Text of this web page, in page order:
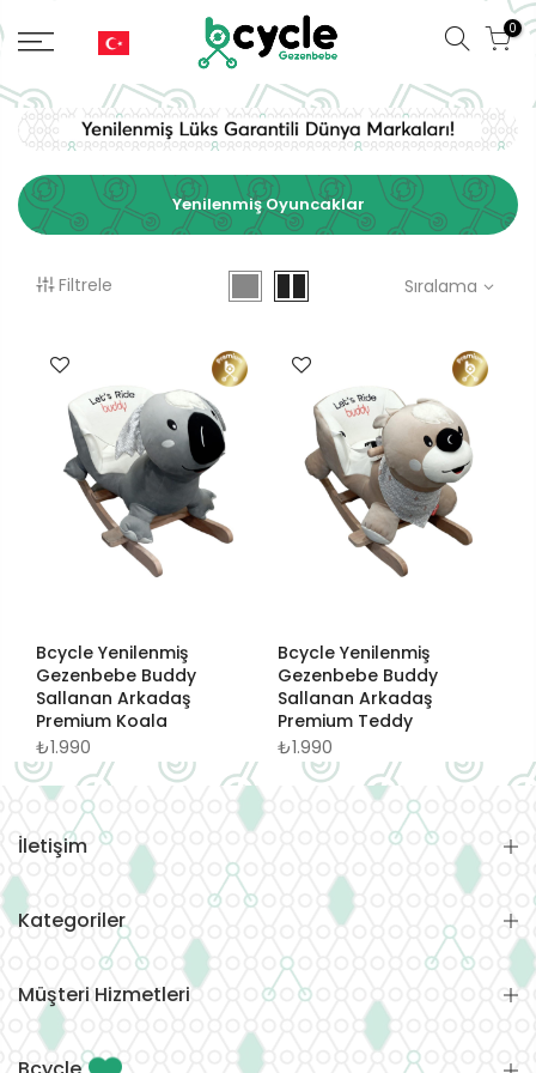
0
Yenilenmiş Oyuncaklar
Filtrele Sıralama
Bcycle Yenilenmiş
Gezenbebe Buddy
Sallanan Arkadaş
Premium Koala
₺1.990
Bcycle Yenilenmiş
Gezenbebe Buddy
Sallanan Arkadaş
Premium Teddy
₺1.990
İletişim
Kategoriler
Müşteri Hizmetleri